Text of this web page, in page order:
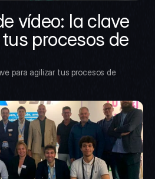
vídeo: la clave
procesos de
para agilizar tus procesos de